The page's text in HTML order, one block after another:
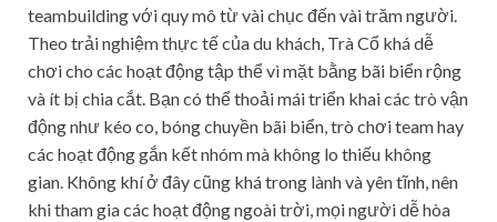
teambuilding với quy mô từ vài chục đến vài trăm người.
Theo trải nghiệm thực tế của du khách, Trà Cổ khá dễ
chơi cho các hoạt động tập thể vì mặt bằng bãi biển rộng
và ít bị chia cắt. Bạn có thể thoải mái triển khai các trò vận
động như kéo co, bóng chuyền bãi biển, trò chơi team hay
các hoạt động gắn kết nhóm mà không lo thiếu không
gian. Không khí ở đây cũng khá trong lành và yên tĩnh, nên
khi tham gia các hoạt động ngoài trời, mọi người dễ hòa